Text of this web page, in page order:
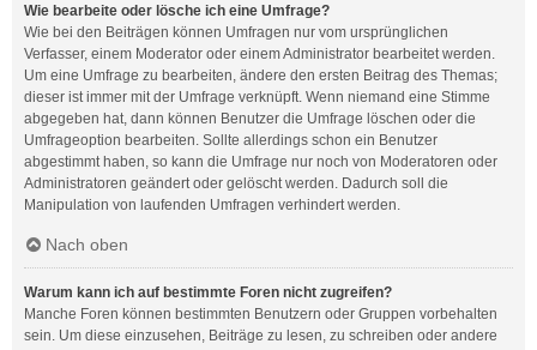
Wie bearbeite oder lösche ich eine Umfrage?
Wie bei den Beiträgen können Umfragen nur vom ursprünglichen
Verfasser, einem Moderator oder einem Administrator bearbeitet werden.
Um eine Umfrage zu bearbeiten, ändere den ersten Beitrag des Themas;
dieser ist immer mit der Umfrage verknüpft. Wenn niemand eine Stimme
abgegeben hat, dann können Benutzer die Umfrage löschen oder die
Umfrageoption bearbeiten. Sollte allerdings schon ein Benutzer
abgestimmt haben, so kann die Umfrage nur noch von Moderatoren oder
Administratoren geändert oder gelöscht werden. Dadurch soll die
Manipulation von laufenden Umfragen verhindert werden.
Nach oben
Warum kann ich auf bestimmte Foren nicht zugreifen?
Manche Foren können bestimmten Benutzern oder Gruppen vorbehalten
sein. Um diese einzusehen, Beiträge zu lesen, zu schreiben oder andere